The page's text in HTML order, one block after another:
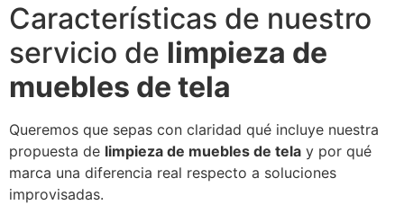
Características de nuestro
servicio de limpieza de
muebles de tela
Queremos que sepas con claridad qué incluye nuestra
propuesta de limpieza de muebles de tela y por qué
marca una diferencia real respecto a soluciones
improvisadas.